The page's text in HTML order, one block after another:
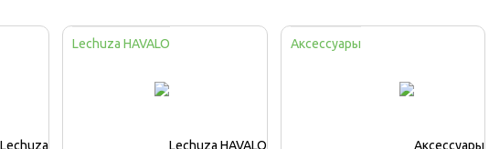
Lechuza HAVALO Аксессуары